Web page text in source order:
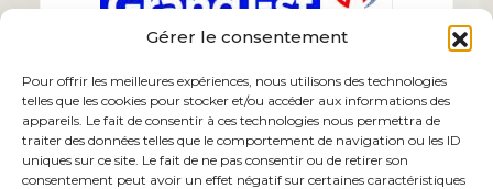
Gérer le consentement
Pour offrir les meilleures expériences, nous utilisons des technologies
telles que les cookies pour stocker et/ou accéder aux informations des
appareils. Le fait de consentir à ces technologies nous permettra de
traiter des données telles que le comportement de navigation ou les ID
uniques sur ce site. Le fait de ne pas consentir ou de retirer son
consentement peut avoir un effet négatif sur certaines caractéristiques